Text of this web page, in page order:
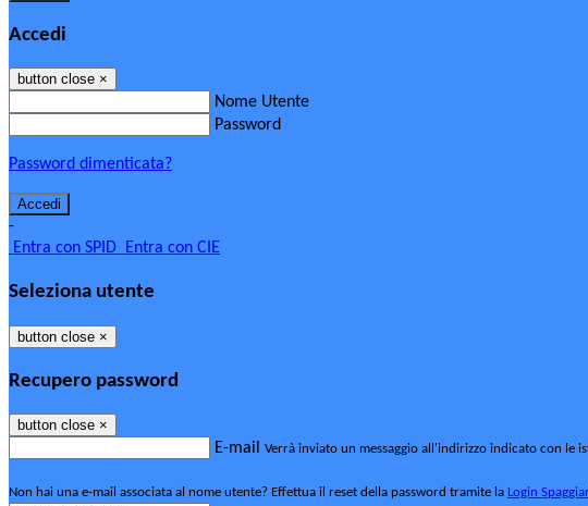
Accedi
button close ×
Nome Utente
Password
Password dimenticata?
-
Entra con SPID Entra con CIE
Seleziona utente
button close ×
Recupero password
button close ×
E-mail Verrà inviato un messaggio all'indirizzo indicato con le
Non hai una e-mail associata al nome utente? Effettua il reset della password tramite la Login